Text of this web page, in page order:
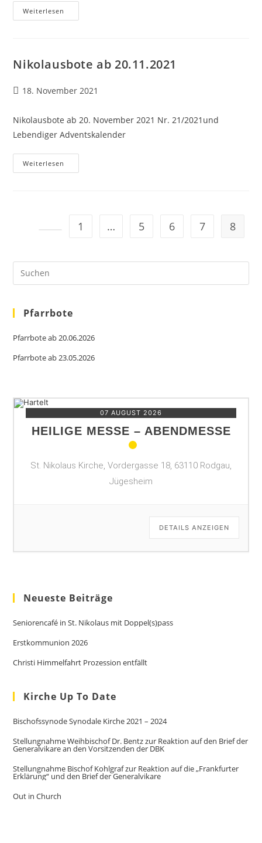
Weiterlesen
In
Nikolausbote ab 20.11.2021
Beitrag
18. November 2021
Nikolausbote ab 20. November 2021 Nr. 21/2021und
Lebendiger Adventskalender
Weiterlesen
Ab
1 … 5 6 7 8
Pfarrbote
Pfarrbote ab 20.06.2026
Pfarrbote ab 23.05.2026
07 AUGUST 2026
HEILIGE MESSE – ABENDMESSE
St. Nikolaus Kirche, Vordergasse 18, 63110 Rodgau,
Jügesheim
DETAILS ANZEIGEN
Neueste Beiträge
Seniorencafé in St. Nikolaus mit Doppel(s)pass
Erstkommunion 2026
Christi Himmelfahrt Prozession entfällt
Kirche Up To Date
Bischofssynode Synodale Kirche 2021 – 2024
Stellungnahme Weihbischof Dr. Bentz zur Reaktion auf den Brief der
Generalvikare an den Vorsitzenden der DBK
Stellungnahme Bischof Kohlgraf zur Reaktion auf die „Frankfurter
Erklärung“ und den Brief der Generalvikare
Out in Church